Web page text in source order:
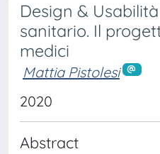
Design &
sanitario. Il
medici
Mattia Pistolesi
2020
Abstract